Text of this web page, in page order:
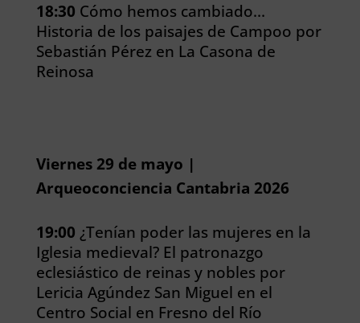
18:30 Cómo hemos cambiado…
Historia de los paisajes de Campoo por
Sebastián Pérez en La Casona de
Reinosa
Viernes 29 de mayo |
Arqueoconciencia Cantabria 2026
19:00 ¿Tenían poder las mujeres en la
Iglesia medieval? El patronazgo
eclesiástico de reinas y nobles por
Lericia Agúndez San Miguel en el
Centro Social en Fresno del Río